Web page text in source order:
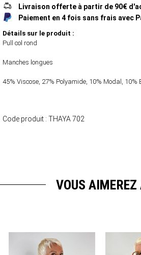
Livraison offerte à partir de 90€
Paiement en 4 fois sans frais avec
Détails sur le produit :
Pull col rond
Manches longues
45% Viscose, 27% Polyamide, 10% Modal, 10%
Code produit : THAYA 702
VOUS AIMEREZ